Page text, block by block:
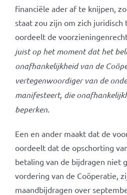
financiële ader af te knijpen,
staat zou zijn om zich juridisch
oordeelt de
juist op het moment dat het
onafhankelijkheid van de
vertegenwoordiger van de
manifesteert, die
beperken.
Een en ander maakt dat de
oordeelt dat de opschorting
betaling van de bijdragen niet
vordering van de Coöperatie,
maandbijdragen over